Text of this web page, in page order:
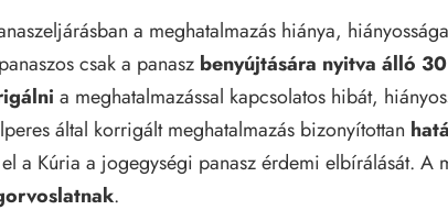
a meghatalmazás hiánya,
csak a panasz benyújtására nyitva álló
a meghatalmazással kapcsolatos hibát,
által korrigált meghatalmazás bizonyítottan
a Kúria a jogegységi panasz érdemi elbírálását. A
.